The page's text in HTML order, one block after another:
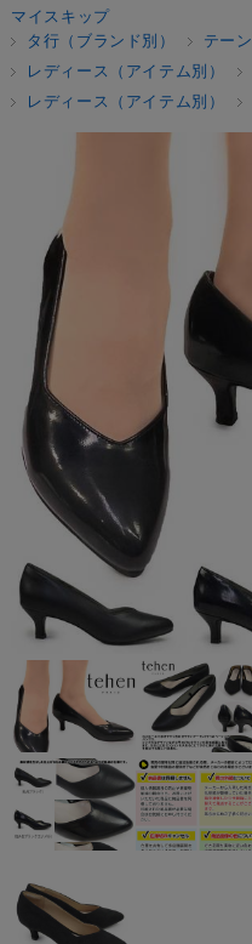
マイスキップ
タ行（ブランド別）
テーン
レディース（アイテム別）
レディース（アイテム別）